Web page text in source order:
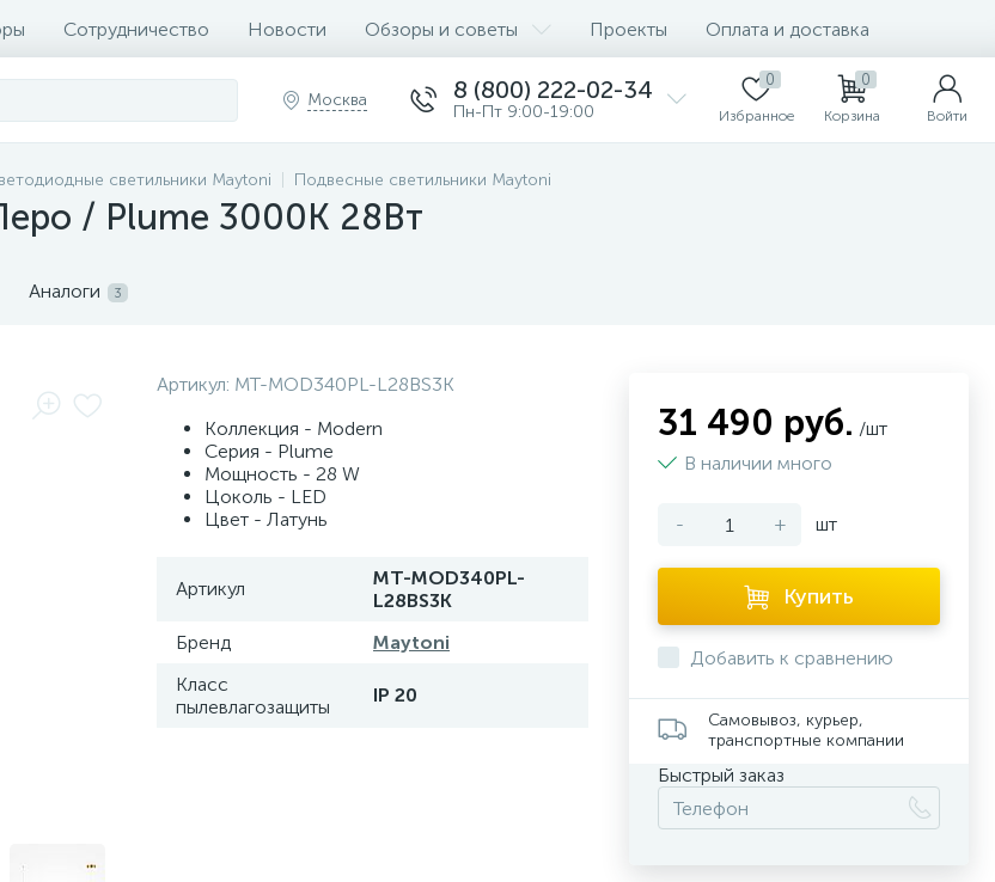
Сотрудничество Новости Обзоры и советы Проекты Оплата и доставка
Москва 8 (800) 222-02-34
Пн-Пт 9:00-19:00
0
Избранное
0
Корзина Войти
светильники Maytoni Подвесные светильники Maytoni
/ Plume 3000К 28Вт
Аналоги 3
Артикул: MT-MOD340PL-L28BS3K
Коллекция - Modern
Серия - Plume
Мощность - 28 W
Цоколь - LED
Цвет - Латунь
Артикул
MT-MOD340PL-
L28BS3K
Бренд
Maytoni
Класс
пылевлагозащиты
IP 20
31 490 руб. /шт
В наличии много
- + шт
Купить
Добавить к сравнению
Самовывоз, курьер,
транспортные компании
Быстрый заказ